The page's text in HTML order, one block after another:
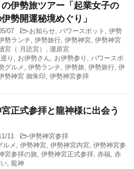
伊勢旅ツアー「起業女子の
勢開運秘境めぐり」
07 -お知らせ, パワースポット , 伊勢
勢ランチ, 伊勢旅行, 伊勢神宮, 伊勢神宮
宮（ 月読宮） , 瀧原宮
り , お伊勢さん, お伊勢参り , パワースポ
グルメ , 伊勢ランチ, 伊勢旅, 伊勢旅行, 伊
勢神宮 御朱印, 伊勢神宮参拝
正式参拝と龍神様に出会う
11 -伊勢神宮参拝
ルメ, 伊勢神宮, 伊勢神宮内宮, 伊勢神宮参
宮参拝の旅, 伊勢神宮正式参拝, 赤福, 赤
, 龍神